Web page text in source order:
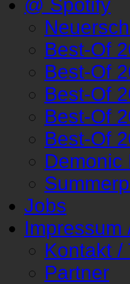
@ Spotify
Best-Of
Best-Of
Best-Of
Best-Of
Best-Of
Demonic
Jobs
Impressum
Kontakt /
Partner